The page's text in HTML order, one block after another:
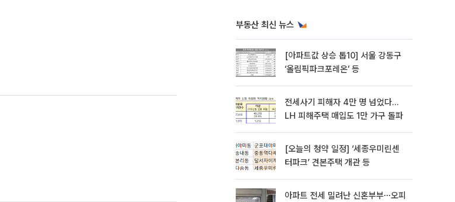
부동산 최신 뉴스
[아파트값 상승 톱10] 서울 강동구
‘올림픽파크포레온’ 등
전세사기 피해자 4만 명 넘었다…
LH 피해주택 매입도 1만 가구 돌파
[오늘의 청약 일정] ‘세종우미린센
터파크’ 견본주택 개관 등
아파트 전세 밀려난 신혼부부⋯오피